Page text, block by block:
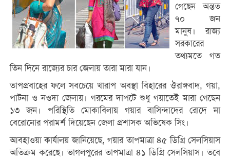
গেছেন অন্তত
৭০ জন
মানুষ। রাজ্য
সরকারের
তথ্যমতে গত
তিন দিনে রাজ্যের চার জেলায় তারা মারা যান।
তাপপ্রবাহের ফলে সবচেয়ে খারাপ অবস্থা বিহারের ঔরাঙ্গবাদ, গয়া,
পাটনা ও নওদা জেলায়। গরমের দাপটে শুধু গয়াতেই মারা গেছেন
১৩ জন। পরিস্থিতি মোকাবিলায় গয়ার বাসিন্দাদের রোদে না
বেরোনোর পরামর্শ দিয়েছেন জেলা প্রশাসক অভিষেক সিং।
আবহাওয়া কার্যালয় জানিয়েছে, গয়ার তাপমাত্রা ৪৫ ডিগ্রি সেলসিয়াস
অতিক্রম করেছে। ভাগলপুরের তাপমাত্রা ৪১ ডিগ্রি সেলসিয়াস। তবে